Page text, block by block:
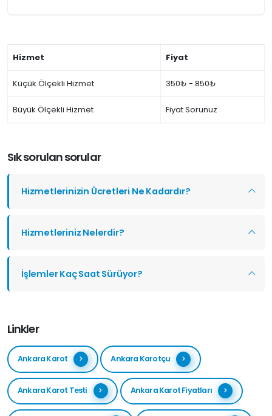
Hizmet Fiyat
Küçük Ölçekli Hizmet 350₺ - 850₺
Büyük Ölçekli Hizmet Fiyat Sorunuz
Sık sorulan sorular
Hizmetlerinizin Ücretleri Ne Kadardır?
Hizmetleriniz Nelerdir?
İşlemler Kaç Saat Sürüyor?
Linkler
Ankara Karot Ankara Karotçu
Ankara Karot Testi Ankara Karot Fiyatları